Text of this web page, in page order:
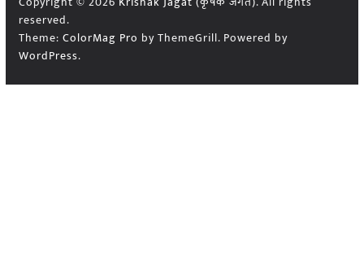
reserved.
Theme: ColorMag Pro by ThemeGrill. Powered by
WordPress.